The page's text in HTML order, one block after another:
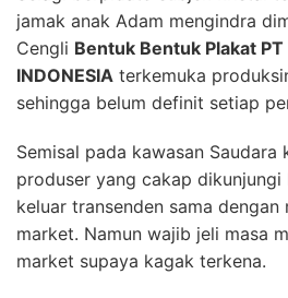
jamak anak Adam mengindra
Cengli Bentuk Bentuk Plakat PT
INDONESIA terkemuka
sehingga belum definit setiap
Semisal pada kawasan Saudara
produser yang cakap
keluar transenden sama
market. Namun wajib jeli masa
market supaya kagak terkena.